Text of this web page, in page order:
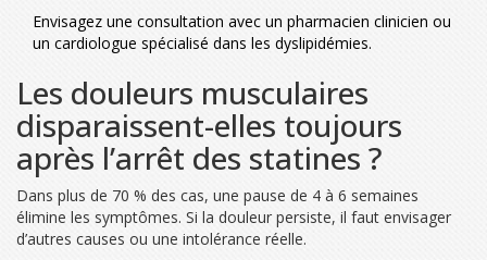
Envisagez une consultation avec un pharmacien clinicien ou
un cardiologue spécialisé dans les dyslipidémies.
Les douleurs musculaires
disparaissent-elles toujours
après l’arrêt des statines ?
Dans plus de 70 % des cas, une pause de 4 à 6 semaines
élimine les symptômes. Si la douleur persiste, il faut envisager
d’autres causes ou une intolérance réelle.